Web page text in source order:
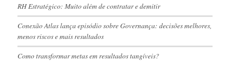
RH Estratégico: Muito além de contratar e demitir
Conexão Atlas lança episódio sobre Governança: decisões melhores,
menos riscos e mais resultados
Como transformar metas em resultados tangíveis?